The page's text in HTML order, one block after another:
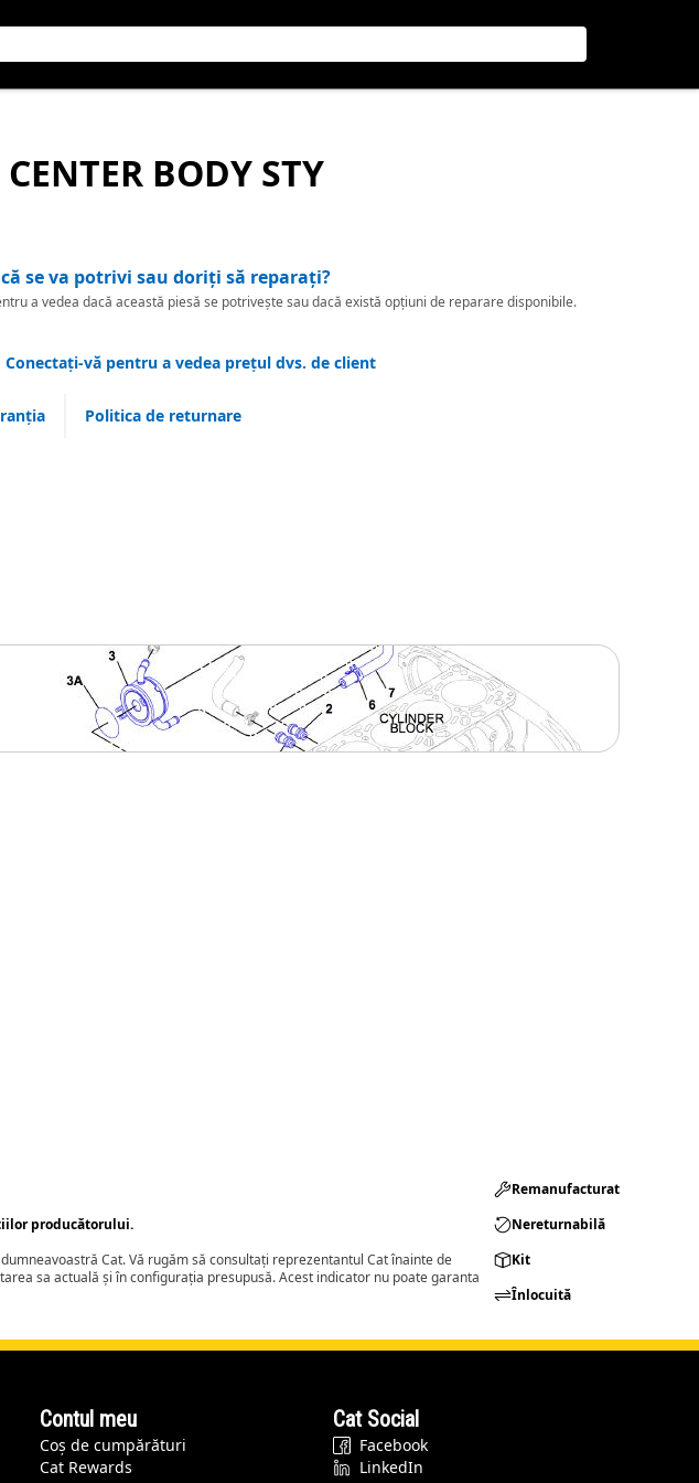
BODY STY
se va potrivi sau doriți să reparați?
a vedea dacă această piesă se potrivește sau dacă există opțiuni de reparare disponibile.
Conectați-vă pentru a vedea prețul dvs. de client
Politica de returnare
producătorului.
Cat. Vă rugăm să consultați reprezentantul Cat înainte de
sa actuală și în configurația presupusă. Acest indicator nu poate garanta
Remanufacturat​
Nereturnabilă
Kit
Înlocuită
Contul meu
Coș de cumpărături
Cat Rewards
Cat Social
Facebook
LinkedIn